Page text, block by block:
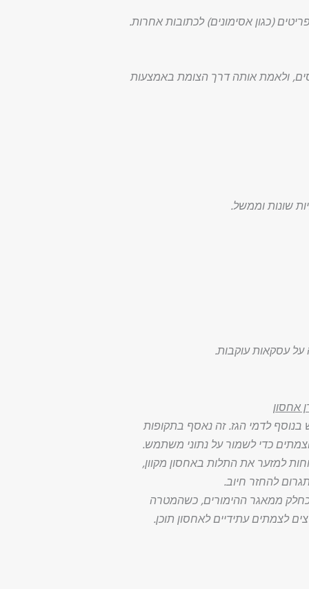
(כגון אסימונים) לכתובות אחרות.
ולאמת אותה דרך הצומת באמצעות
אחסון
לדמי הגז. זה נאסף בתקופות
כדי לשמור על נתוני משתמש.
למזער את התלות באחסון מקוון,
להחזר חיוב.
ממאגר ההימורים, כשהמטרה
לצמתים עתידיים לאחסון תוכן.